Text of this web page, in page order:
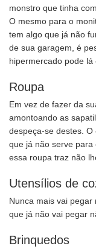
monstro que tinha
O mesmo para o
tem algo que já não
de sua garagem, é
hipermercado pode lá
Roupa
Em vez de fazer da
amontoando as
despeça-se destes.
que já não serve
essa roupa traz não
Utensílios de
Nunca mais vai pegar
que já não vai pegar
Brinquedos